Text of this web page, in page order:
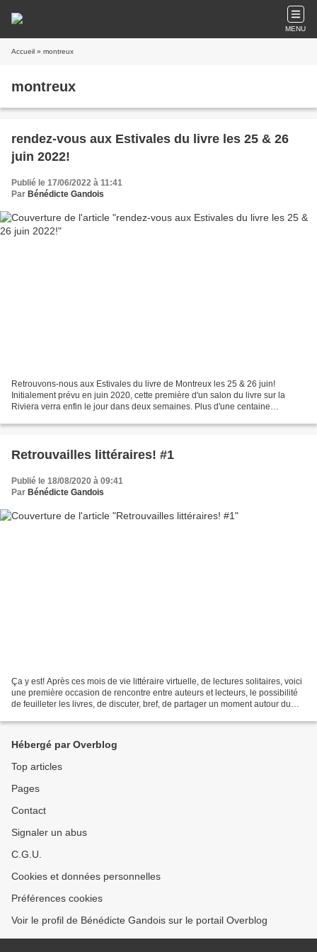
MENU
Accueil » montreux
montreux
rendez-vous aux Estivales du livre les 25 & 26
juin 2022!
Publié le 17/06/2022 à 11:41
Par Bénédicte Gandois
Retrouvons-nous aux Estivales du livre de Montreux les 25 & 26 juin!
Initialement prévu en juin 2020, cette première d'un salon du livre sur la
Riviera verra enfin le jour dans deux semaines. Plus d'une centaine
Retrouvailles littéraires! #1
Publié le 18/08/2020 à 09:41
Par Bénédicte Gandois
Ça y est! Après ces mois de vie littéraire virtuelle, de lectures solitaires, voici
une première occasion de rencontre entre auteurs et lecteurs, le possibilité
de feuilleter les livres, de discuter, bref, de partager un moment autour du
Hébergé par Overblog
Top articles
Pages
Contact
Signaler un abus
C.G.U.
Cookies et données personnelles
Préférences cookies
Voir le profil de Bénédicte Gandois sur le portail Overblog